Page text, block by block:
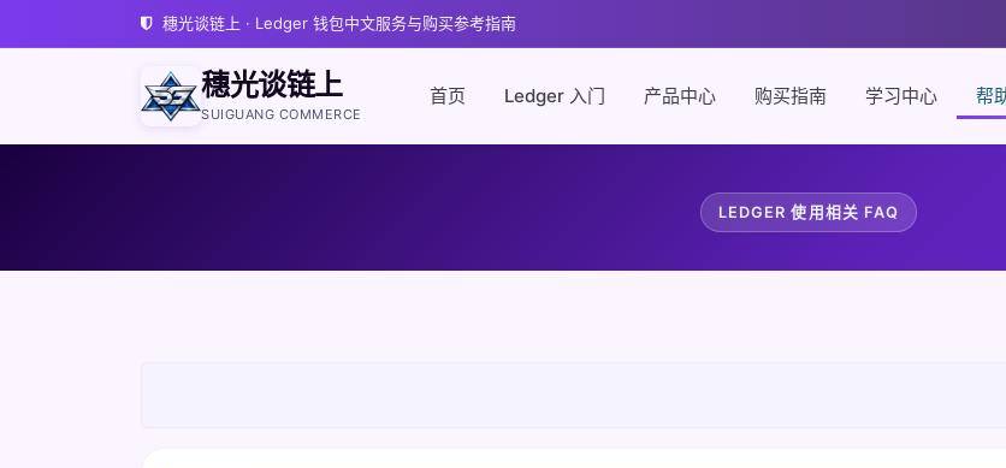
穗光谈链上 · Ledger 钱包中文服务与购买参考指南
穗光谈链上
SUIGUANG COMMERCE
首页 Ledger 入门 产品中心 购买指南 学习中心 帮
LEDGER 使用相关 FAQ